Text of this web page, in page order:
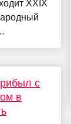
XXIX
с
в